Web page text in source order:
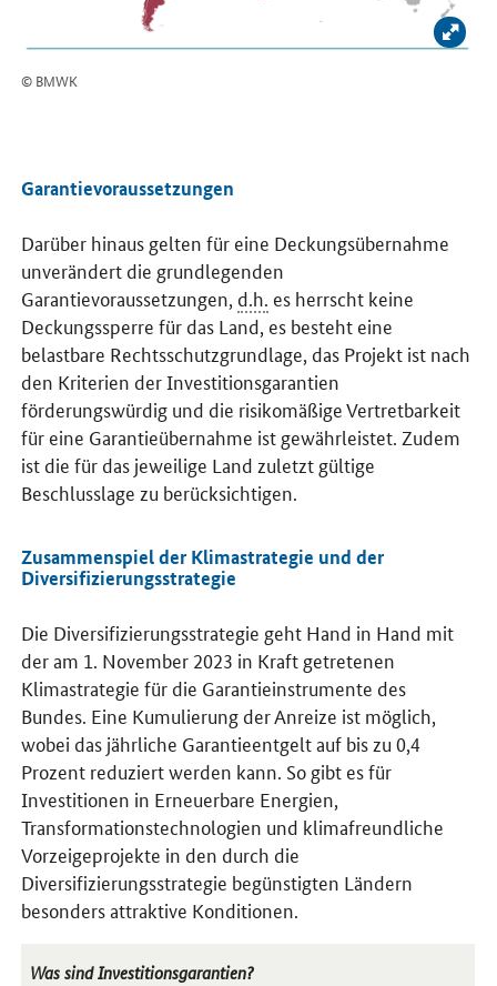
Bild
© BMWK
Garantievoraussetzungen
Darüber hinaus gelten für eine Deckungsübernahme
unverändert die grundlegenden
Garantievoraussetzungen, d.h. es herrscht keine
Deckungssperre für das Land, es besteht eine
belastbare Rechtsschutzgrundlage, das Projekt ist nach
den Kriterien der Investitionsgarantien
förderungswürdig und die risikomäßige Vertretbarkeit
für eine Garantieübernahme ist gewährleistet. Zudem
ist die für das jeweilige Land zuletzt gültige
Beschlusslage zu berücksichtigen.
Zusammenspiel der Klimastrategie und der
Diversifizierungsstrategie
Die Diversifizierungsstrategie geht Hand in Hand mit
der am 1. November 2023 in Kraft getretenen
Klimastrategie für die Garantieinstrumente des
Bundes. Eine Kumulierung der Anreize ist möglich,
wobei das jährliche Garantieentgelt auf bis zu 0,4
Prozent reduziert werden kann. So gibt es für
Investitionen in Erneuerbare Energien,
Transformationstechnologien und klimafreundliche
Vorzeigeprojekte in den durch die
Diversifizierungsstrategie begünstigten Ländern
besonders attraktive Konditionen.
Was sind Investitionsgarantien?